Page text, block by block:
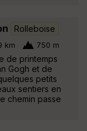
Rolleboise
km 750 m
de printemps
Gogh et de
petits
sentiers en
chemin passe